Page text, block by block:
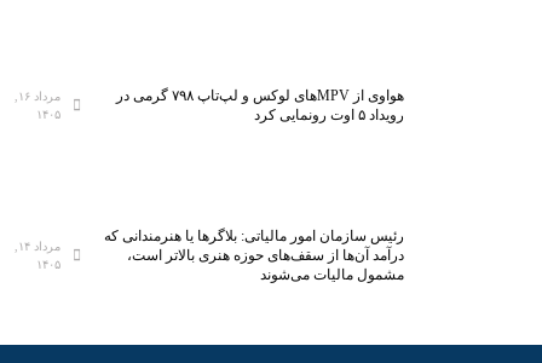
هواوی از MPVهای لوکس و لپ‌تاپ ۷۹۸ گرمی در
رویداد ۵ اوت رونمایی کرد
مرداد ۱۶,
۱۴۰۵
رئیس سازمان امور مالیاتی: بلاگر‌ها یا هنرمندانی که
درآمد آن‌ها از سقف‌های حوزه هنری بالاتر است،
مشمول مالیات می‌شوند
مرداد ۱۴,
۱۴۰۵